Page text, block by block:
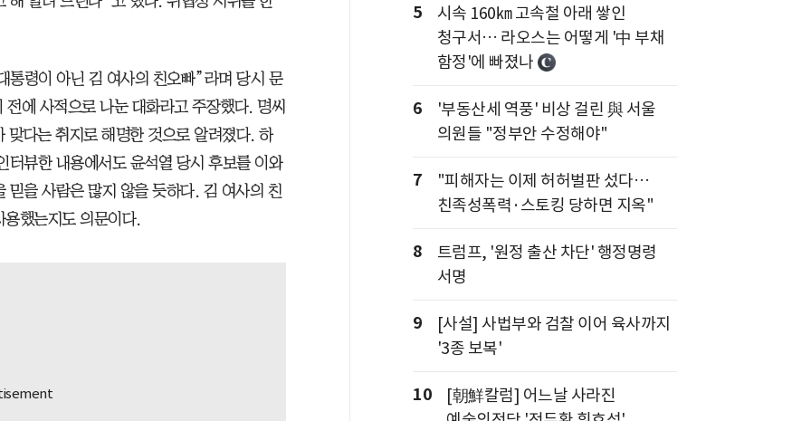
통령이 아닌 김 여사의 친오빠”라며 당시 문
에 사적으로 나눈 대화라고 주장했다. 명씨
맞다는 취지로 해명한 것으로 알려졌다. 하
터뷰한 내용에서도 윤석열 당시 후보를 이와
믿을 사람은 많지 않을 듯하다. 김 여사의 친
했는지도 의문이다.
5
시속 160㎞ 고속철 아래 쌓인
청구서… 라오스는 어떻게 '中 부채
함정'에 빠졌나
6
'부동산세 역풍' 비상 걸린 與 서울
의원들 "정부안 수정해야"
7
"피해자는 이제 허허벌판 섰다…
친족성폭력·스토킹 당하면 지옥"
8
트럼프, '원정 출산 차단' 행정명령
서명
9
[사설] 사법부와 검찰 이어 육사까지
'3종 보복'
10
[朝鮮칼럼] 어느날 사라진